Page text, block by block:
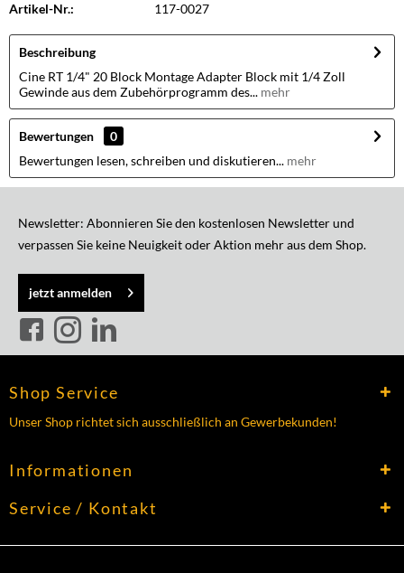
Artikel-Nr.: 117-0027
Beschreibung
Cine RT 1/4" 20 Block Montage Adapter Block mit 1/4 Zoll
Gewinde aus dem Zubehörprogramm des... mehr
Bewertungen
0
Bewertungen lesen, schreiben und diskutieren... mehr
Newsletter: Abonnieren Sie den kostenlosen Newsletter und
verpassen Sie keine Neuigkeit oder Aktion mehr aus dem Shop.
jetzt anmelden
Shop Service
Unser Shop richtet sich ausschließlich an Gewerbekunden!
Informationen
Service / Kontakt